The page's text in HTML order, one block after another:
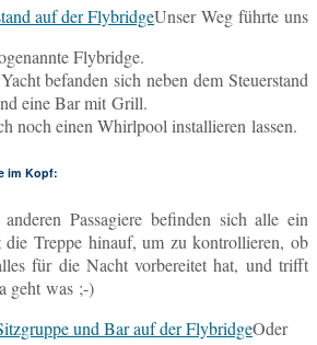
Unser Weg führte uns
Flybridge.
be­fan­den sich neben dem Steu­er­stand
eine Bar mit Grill.
noch einen Whirl­pool in­stal­lie­ren lassen.
im Kopf:
Pas­sa­gie­re be­fin­den sich alle ein
die Treppe hinauf, um zu kon­trol­lie­ren, ob
für die Nacht vor­be­rei­tet hat, und trifft
geht was ;-)
Oder